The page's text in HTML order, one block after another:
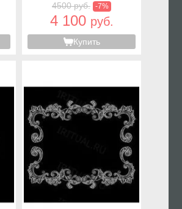
4500 руб. -7%
4 100 руб.
Купить